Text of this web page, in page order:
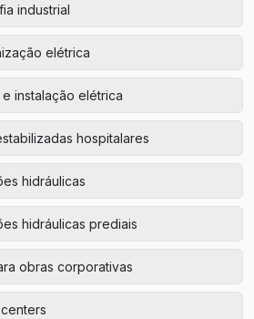
industrial
elétrica
instalação elétrica
hospitalares
hidráulicas
hidráulicas prediais
obras corporativas